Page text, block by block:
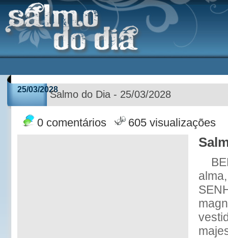
25/03/2028Salmo do Dia - 25/03/2028
0 comentários 605 visualizações